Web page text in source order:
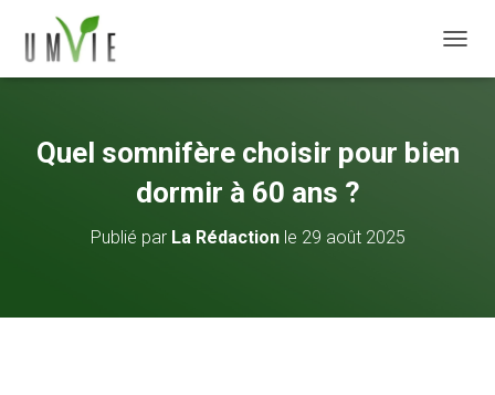
Quel somnifère choisir pour bien
dormir à 60 ans ?
Publié par La Rédactionle 29 août 2025